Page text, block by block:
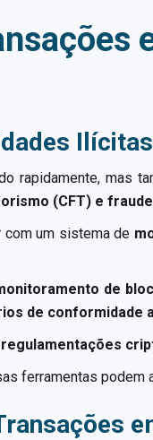
rapidamente, mas
(CFT) e
com um sistema de
de
de conformidade
ferramentas podem